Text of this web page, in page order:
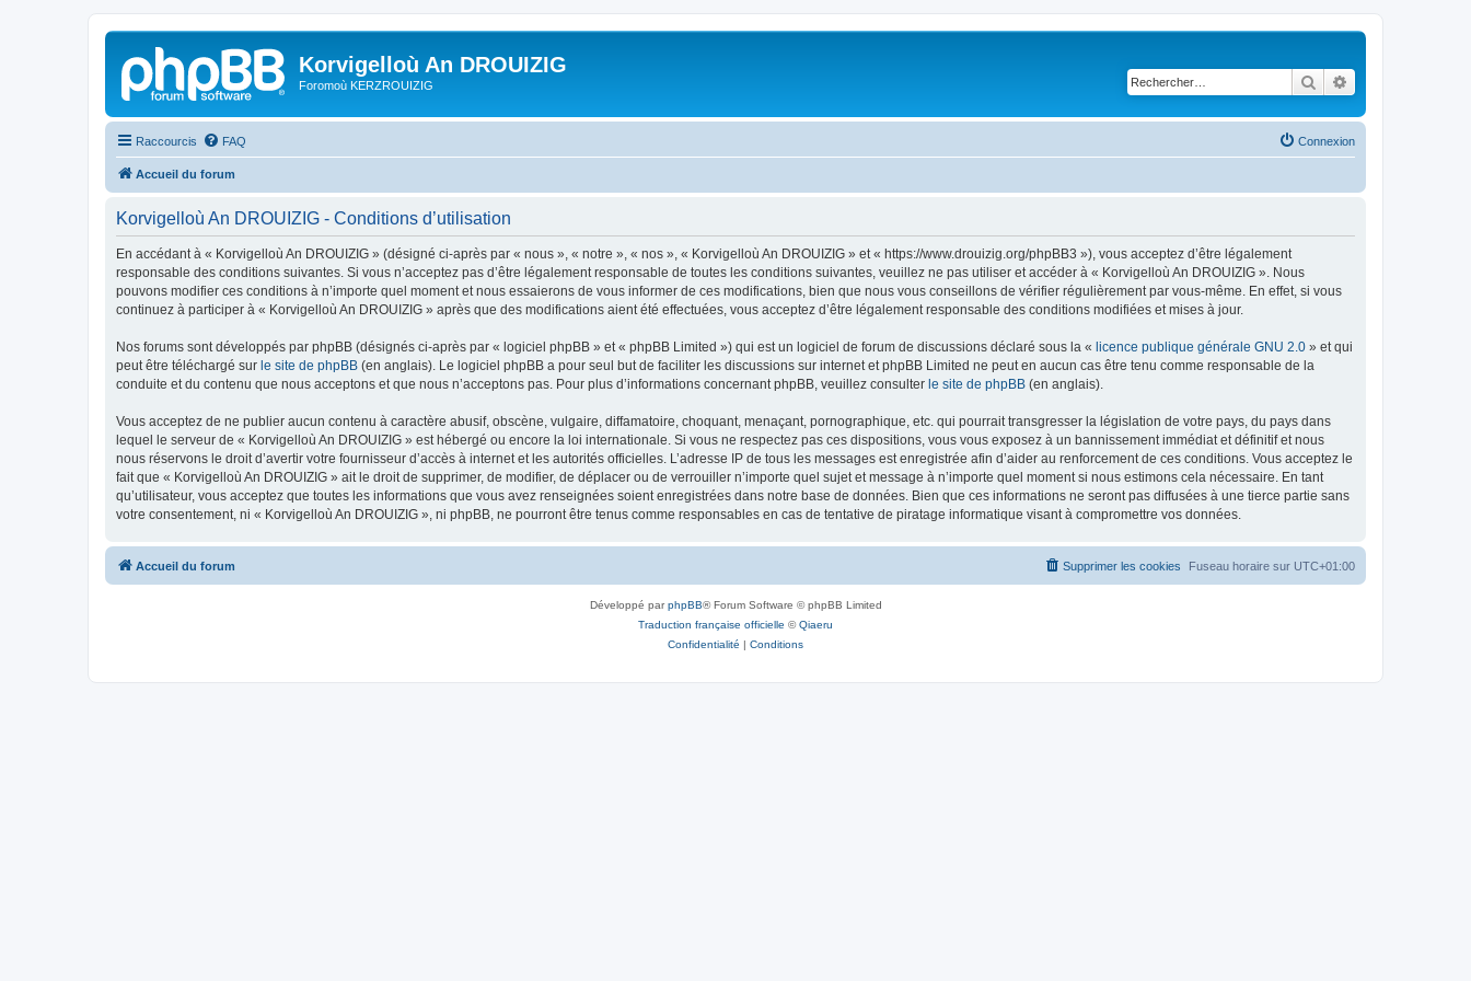
Korvigelloù An DROUIZIG
Foromoù KERZROUIZIG Rechercher
Raccourcis FAQ Connexion
Accueil du forum
Korvigelloù An DROUIZIG - Conditions d’utilisation
En accédant à « Korvigelloù An DROUIZIG » (désigné ci-après par « nous », « notre », « nos », « Korvigelloù An DROUIZIG » et « https://www.drouizig.org/phpBB3 »), vous acceptez d’être légalement
responsable des conditions suivantes. Si vous n’acceptez pas d’être légalement responsable de toutes les conditions suivantes, veuillez ne pas utiliser et accéder à « Korvigelloù An DROUIZIG ». Nous
pouvons modifier ces conditions à n’importe quel moment et nous essaierons de vous informer de ces modifications, bien que nous vous conseillons de vérifier régulièrement par vous-même. En effet, si vous
continuez à participer à « Korvigelloù An DROUIZIG » après que des modifications aient été effectuées, vous acceptez d’être légalement responsable des conditions modifiées et mises à jour.
Nos forums sont développés par phpBB (désignés ci-après par « logiciel phpBB » et « phpBB Limited ») qui est un logiciel de forum de discussions déclaré sous la « licence publique générale GNU 2.0 » et qui
peut être téléchargé sur le site de phpBB (en anglais). Le logiciel phpBB a pour seul but de faciliter les discussions sur internet et phpBB Limited ne peut en aucun cas être tenu comme responsable de la
conduite et du contenu que nous acceptons et que nous n’acceptons pas. Pour plus d’informations concernant phpBB, veuillez consulter le site de phpBB (en anglais).
Vous acceptez de ne publier aucun contenu à caractère abusif, obscène, vulgaire, diffamatoire, choquant, menaçant, pornographique, etc. qui pourrait transgresser la législation de votre pays, du pays dans
lequel le serveur de « Korvigelloù An DROUIZIG » est hébergé ou encore la loi internationale. Si vous ne respectez pas ces dispositions, vous vous exposez à un bannissement immédiat et définitif et nous
nous réservons le droit d’avertir votre fournisseur d’accès à internet et les autorités officielles. L’adresse IP de tous les messages est enregistrée afin d’aider au renforcement de ces conditions. Vous acceptez le
fait que « Korvigelloù An DROUIZIG » ait le droit de supprimer, de modifier, de déplacer ou de verrouiller n’importe quel sujet et message à n’importe quel moment si nous estimons cela nécessaire. En tant
qu’utilisateur, vous acceptez que toutes les informations que vous avez renseignées soient enregistrées dans notre base de données. Bien que ces informations ne seront pas diffusées à une tierce partie sans
votre consentement, ni « Korvigelloù An DROUIZIG », ni phpBB, ne pourront être tenus comme responsables en cas de tentative de piratage informatique visant à compromettre vos données.
Accueil du forum Fuseau horaire sur UTC+01:00
Supprimer les cookies
Développé parphpBB® Forum Software © phpBB Limited
Traduction française officielle ©Qiaeru
Confidentialité | Conditions